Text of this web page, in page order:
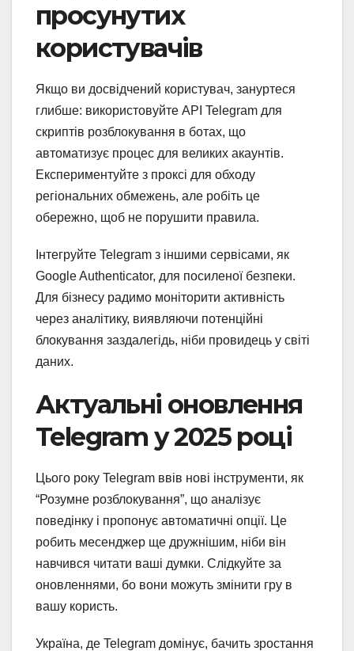
просунутих
користувачів
Якщо ви досвідчений користувач, зануртеся
глибше: використовуйте API Telegram для
скриптів розблокування в ботах, що
автоматизує процес для великих акаунтів.
Експериментуйте з проксі для обходу
регіональних обмежень, але робіть це
обережно, щоб не порушити правила.
Інтегруйте Telegram з іншими сервісами, як
Google Authenticator, для посиленої безпеки.
Для бізнесу радимо моніторити активність
через аналітику, виявляючи потенційні
блокування заздалегідь, ніби провидець у світі
даних.
Актуальні оновлення
Telegram у 2025 році
Цього року Telegram ввів нові інструменти, як
“Розумне розблокування”, що аналізує
поведінку і пропонує автоматичні опції. Це
робить месенджер ще дружнішим, ніби він
навчився читати ваші думки. Слідкуйте за
оновленнями, бо вони можуть змінити гру в
вашу користь.
Україна, де Telegram домінує, бачить зростання